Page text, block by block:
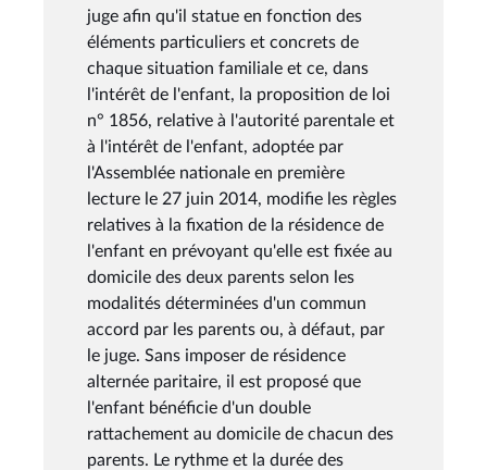
juge afin qu'il statue en fonction des
éléments particuliers et concrets de
chaque situation familiale et ce, dans
l'intérêt de l'enfant, la proposition de loi
n° 1856, relative à l'autorité parentale et
à l'intérêt de l'enfant, adoptée par
l'Assemblée nationale en première
lecture le 27 juin 2014, modifie les règles
relatives à la fixation de la résidence de
l'enfant en prévoyant qu'elle est fixée au
domicile des deux parents selon les
modalités déterminées d'un commun
accord par les parents ou, à défaut, par
le juge. Sans imposer de résidence
alternée paritaire, il est proposé que
l'enfant bénéficie d'un double
rattachement au domicile de chacun des
parents. Le rythme et la durée des